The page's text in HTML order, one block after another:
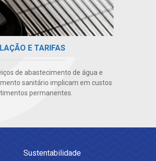
E TARIFAS
de abastecimento de água e
sanitário implicam em custos
permanentes.
Sustentabilidade